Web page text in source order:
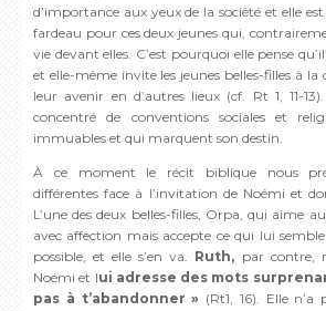
d’importance aux yeux de la société et elle
fardeau pour ces deux jeunes qui,
vie devant elles. C’est pourquoi elle pense
et elle-même invite les jeunes belles-filles à
leur avenir en d’autres lieux (cf. Rt 1, 11-
concentré de conventions sociales et
immuables et qui marquent son destin.
À ce moment le récit biblique nous
différentes face à l’invitation de Noémi et
L’une des deux belles-filles, Orpa, qui aime
avec affection mais accepte ce qui lui
possible, et elle s’en va. Ruth, par contre,
Noémi et lui adresse des mots
pas à t’abandonner » (Rt1, 16). Elle